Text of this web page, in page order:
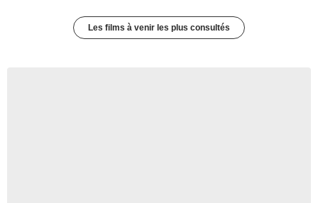
Les films à venir les plus consultés